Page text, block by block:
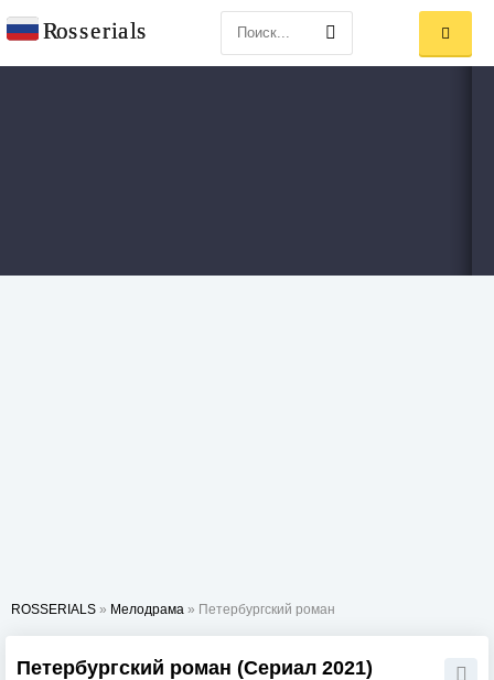
ROSSERIALS » Мелодрама » Петербургский роман
Петербургский роман (Сериал 2021)